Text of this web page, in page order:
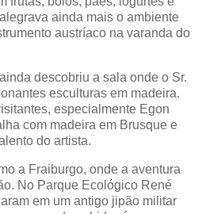
ainda mais o ambiente
austríaco na varanda do
descobriu a sala onde o Sr.
esculturas em madeira.
especialmente Egon
com madeira em Brusque e
do artista.
a Fraiburgo, onde a aventura
No Parque Ecológico René
em um antigo jipão militar